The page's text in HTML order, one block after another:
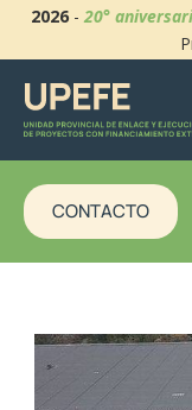
2026-20°
CONTACTO